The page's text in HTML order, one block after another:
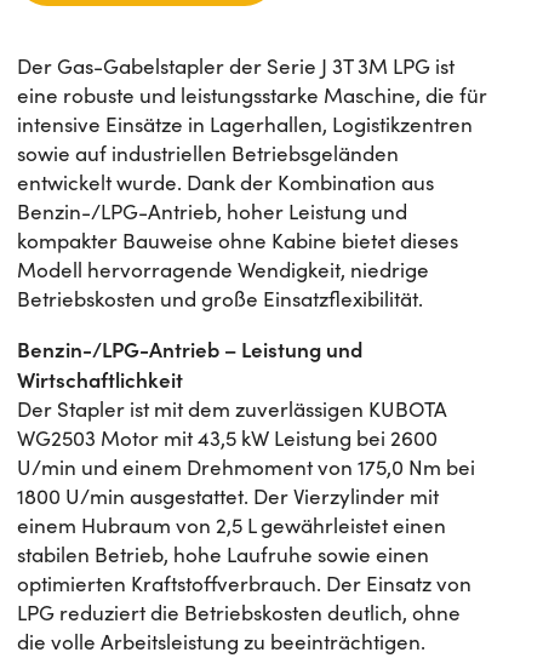
Der Gas-Gabelstapler der Serie J 3T 3M LPG ist
eine robuste und leistungsstarke Maschine, die für
intensive Einsätze in Lagerhallen, Logistikzentren
sowie auf industriellen Betriebsgeländen
entwickelt wurde. Dank der Kombination aus
Benzin-/LPG-Antrieb, hoher Leistung und
kompakter Bauweise ohne Kabine bietet dieses
Modell hervorragende Wendigkeit, niedrige
Betriebskosten und große Einsatzflexibilität.
Benzin-/LPG-Antrieb – Leistung und
Wirtschaftlichkeit
Der Stapler ist mit dem zuverlässigen KUBOTA
WG2503 Motor mit 43,5 kW Leistung bei 2600
U/min und einem Drehmoment von 175,0 Nm bei
1800 U/min ausgestattet. Der Vierzylinder mit
einem Hubraum von 2,5 L gewährleistet einen
stabilen Betrieb, hohe Laufruhe sowie einen
optimierten Kraftstoffverbrauch. Der Einsatz von
LPG reduziert die Betriebskosten deutlich, ohne
die volle Arbeitsleistung zu beeinträchtigen.